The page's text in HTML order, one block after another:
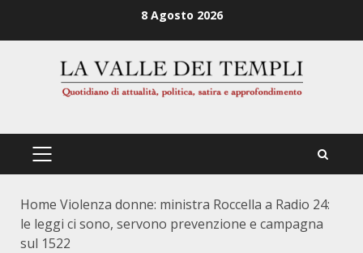
8 Agosto 2026
PRIMÄRES
Home Violenza donne: ministra Roccella a Radio 24:
le leggi ci sono, servono prevenzione e campagna
sul 1522